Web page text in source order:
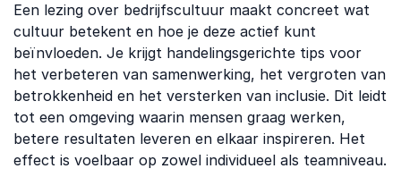
Een lezing over bedrijfscultuur maakt concreet wat
cultuur betekent en hoe je deze actief kunt
beïnvloeden. Je krijgt handelingsgerichte tips voor
het verbeteren van samenwerking, het vergroten van
betrokkenheid en het versterken van inclusie. Dit leidt
tot een omgeving waarin mensen graag werken,
betere resultaten leveren en elkaar inspireren. Het
effect is voelbaar op zowel individueel als teamniveau.